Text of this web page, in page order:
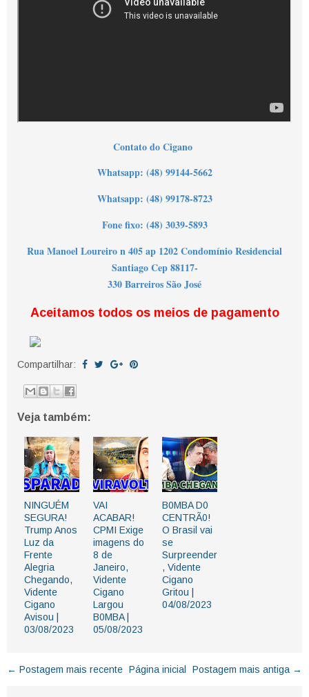
Contato do Cigano
Whatsapp: (48) 99144-5662
Whatsapp: (48) 99178-8723
Fone fixo: (48) 3039-5893
Rua Manoel Loureiro n 405 ap 1202 Condomínio Residencial
Santiago Cep 88117-
330 Barreiros São José
Aceitamos todos os meios de pagamento
Compartilhar:
Veja também:
NINGUÉM
SEGURA!
Trump Anos
Luz da
Frente
Alegria
Chegando,
Vidente
Cigano
Avisou |
03/08/2023
VAI
ACABAR!
CPMI Exige
imagens do
8 de
Janeiro,
Vidente
Cigano
Largou
B0MBA |
05/08/2023
B0MBA D0
CENTRÃ0!
O Brasil vai
se
Surpreender
, Vidente
Cigano
Gritou |
04/08/2023
← Postagem mais recente Postagem mais antiga →
Página inicial